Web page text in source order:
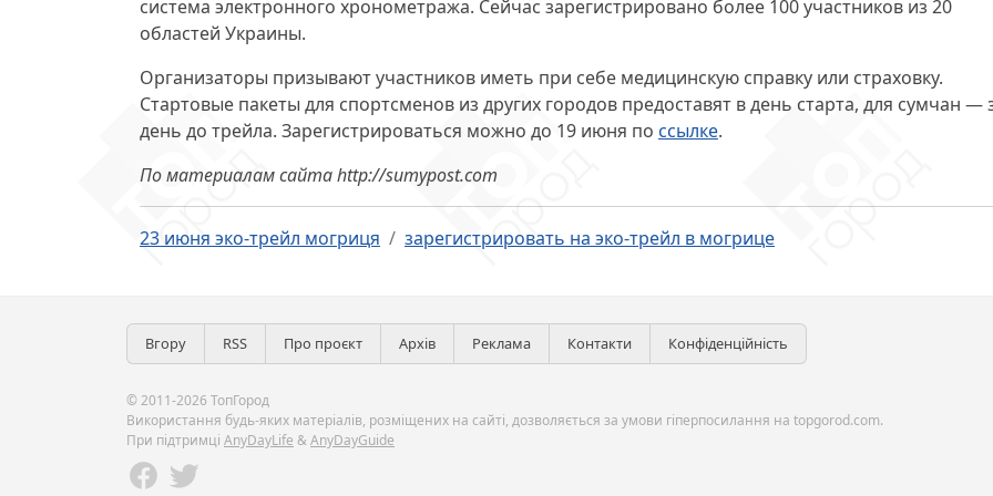
система электронного хронометража. Сейчас зарегистрировано более 100 участников из 20
областей Украины.
Организаторы призывают участников иметь при себе медицинскую справку или страховку.
Стартовые пакеты для спортсменов из других городов предоставят в день старта, для сумчан —
день до трейла. Зарегистрироваться можно до 19 июня по ссылке.
По материалам сайта http://sumypost.com
23 июня эко-трейл могриця зарегистрировать на эко-трейл в могрице
Вгору RSS Про проєкт Архів Реклама Контакти Конфіденційність
© 2011-2026 ТопГород
Використання будь-яких матеріалів, розміщених на сайті, дозволяється за умови гіперпосилання на topgorod.com.
При підтримці AnyDayLife &AnyDayGuide